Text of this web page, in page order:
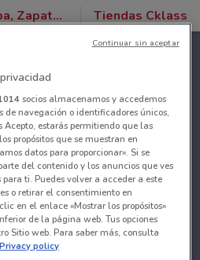
Ropa, Zapatos y Accesorios Tiendas Cklass
socios almacenamos y accedemos
de navegación o identificadores únicos,
Acepto, estarás permitiendo que las
propósitos que se muestran en
datos para proporcionar». Si se
del contenido y los anuncios que ves
ti. Puedes volver a acceder a este
o retirar el consentimiento en
en el enlace «Mostrar los propósitos»
de la página web. Tus opciones
Sitio web. Para saber más, consulta
Privacy policy
Continuar sin aceptar